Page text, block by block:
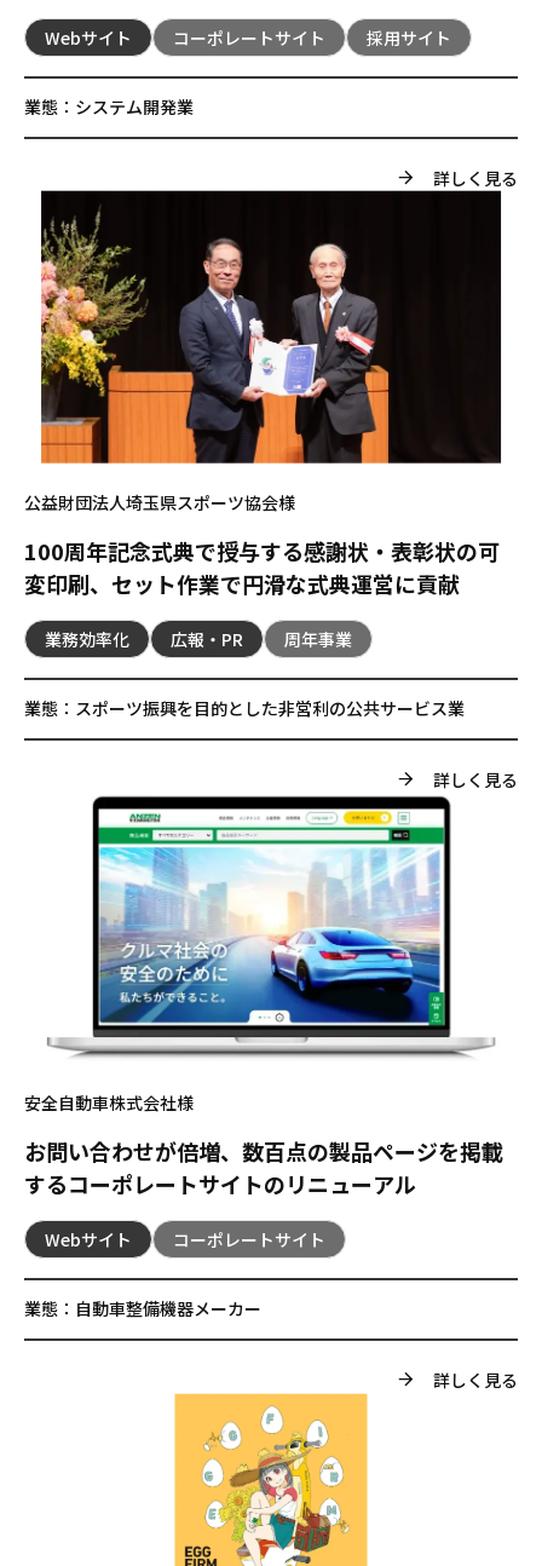
Webサイト コーポレートサイト 採用サイト
業態： システム開発業
詳しく見る
公益財団法人埼玉県スポーツ協会様
100周年記念式典で授与する感謝状・表彰状の可
変印刷、セット作業で円滑な式典運営に貢献
業務効率化 広報・PR 周年事業
業態： スポーツ振興を目的とした非営利の公共サービス業
詳しく見る
安全自動車株式会社様
お問い合わせが倍増、数百点の製品ページを掲載
するコーポレートサイトのリニューアル
Webサイト コーポレートサイト
業態： 自動車整備機器メーカー
詳しく見る